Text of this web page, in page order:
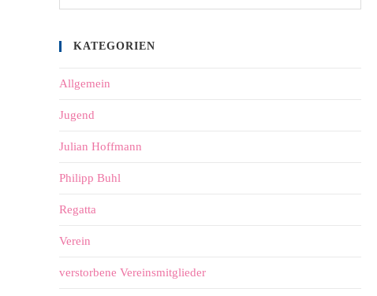
KATEGORIEN
Allgemein
Jugend
Julian Hoffmann
Philipp Buhl
Regatta
Verein
verstorbene Vereinsmitglieder